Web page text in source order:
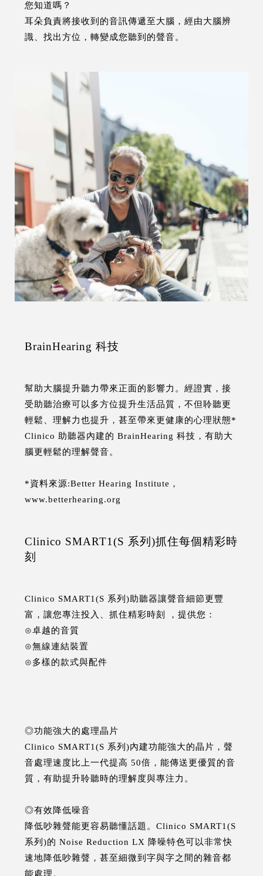
您知道嗎？
耳朵負責將接收到的音訊傳遞至大腦，經由大腦辨
識、找出方位，轉變成您聽到的聲音。
BrainHearing 科技
幫助大腦提升聽力帶來正面的影響力。經證實，接
受助聽治療可以多方位提升生活品質，不但聆聽更
輕鬆、理解力也提升，甚至帶來更健康的心理狀態*
Clinico 助聽器內建的 BrainHearing 科技，有助大
腦更輕鬆的理解聲音。
*資料來源:Better Hearing Institute，
www.betterhearing.org
Clinico SMART1(S 系列)抓住每個精彩時
刻
Clinico SMART1(S 系列)助聽器讓聲音細節更豐
富，讓您專注投入、抓住精彩時刻 ，提供您：
⊙卓越的音質
⊙無線連結裝置
⊙多樣的款式與配件
◎功能強大的處理晶片
Clinico SMART1(S 系列)內建功能強大的晶片，聲
音處理速度比上一代提高 50倍，能傳送更優質的音
質，有助提升聆聽時的理解度與專注力。
◎有效降低噪音
降低吵雜聲能更容易聽懂話題。Clinico SMART1(S
系列)的 Noise Reduction LX 降噪特色可以非常快
速地降低吵雜聲，甚至細微到字與字之間的雜音都
能處理。